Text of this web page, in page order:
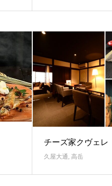
チーズ家クヴェレ
久屋大通 高岳